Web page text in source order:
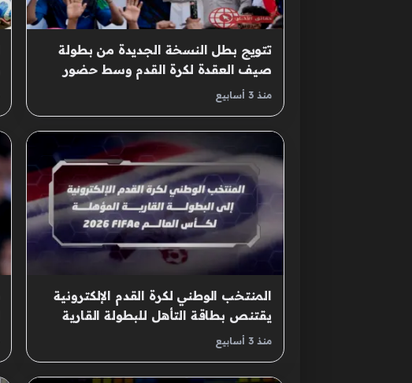
تتويج بطل النسخة الجديدة من بطولة
صيف العقدة لكرة القدم وسط حضور
جماهيريمنذ 3 أسابيع
المنتخب الوطني لكرة القدم الإلكترونية
يقتنص بطاقة التأهل للبطولة القارية
المرتقبةمنذ 3 أسابيع